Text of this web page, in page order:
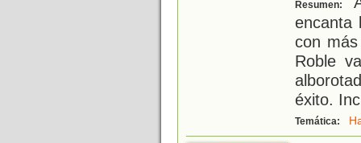
Resumen:
encanta
con
Roble
éxito.
Temática: